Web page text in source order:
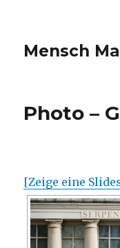
Mensch
Photo –
[Zeige eine